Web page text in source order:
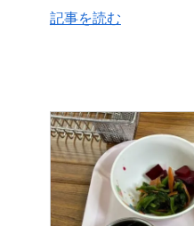
記事を読む